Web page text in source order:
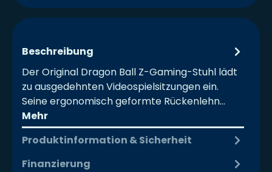
Beschreibung
Der Original Dragon Ball Z-Gaming-Stuhl lädt
zu ausgedehnten Videospielsitzungen ein.
Seine ergonomisch geformte Rückenlehn…
Mehr
Produktinformation & Sicherheit
Finanzierung